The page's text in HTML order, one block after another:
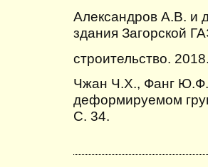
Александров А.В. и
здания Загорской
строительство.
Чжан Ч.Х., Фанг
деформируемом
С. 34.